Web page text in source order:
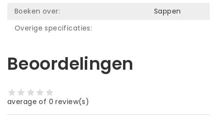
Boeken over:
Sappen
Overige specificaties:
Beoordelingen
average of 0 review(s)